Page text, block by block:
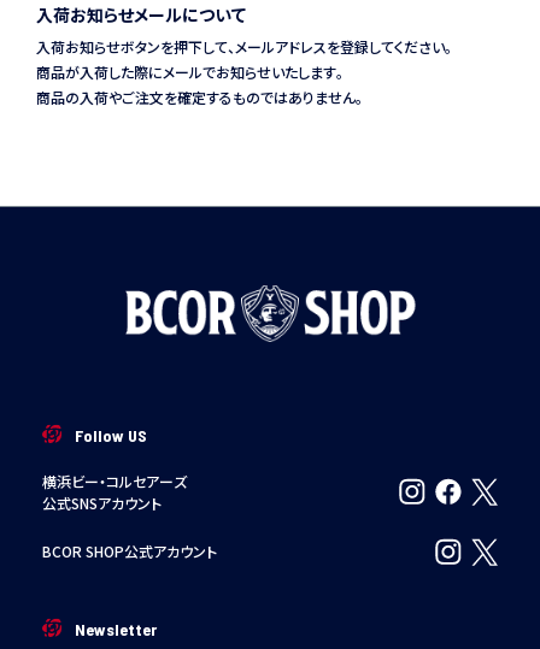
入荷お知らせメールについて
入荷お知らせボタンを押下して、メールアドレスを登録してください。
商品が入荷した際にメールでお知らせいたします。
商品の入荷やご注文を確定するものではありません。
Follow US
横浜ビー・コルセアーズ
公式SNSアカウント
BCOR SHOP公式アカウント
Newsletter